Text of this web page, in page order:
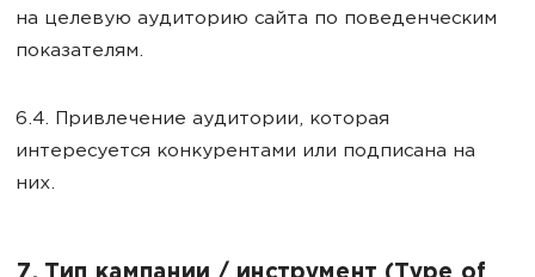
на целевую аудиторию сайта по поведенческим
показателям.
6.4. Привлечение аудитории, которая
интересуется конкурентами или подписана на
них.